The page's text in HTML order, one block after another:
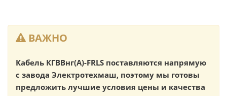
ВАЖНО
Кабель КГВВнг(А)-FRLS поставляются напрямую
с завода Электротехмаш, поэтому мы готовы
предложить лучшие условия цены и качества